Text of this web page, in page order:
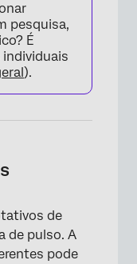
×
pesquisa,
É
).
de
de pulso. A
pode